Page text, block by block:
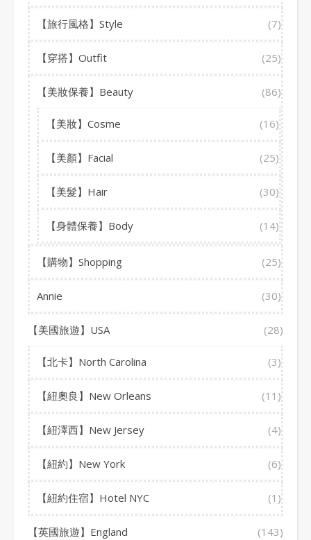
【旅行風格】Style (7)
【穿搭】Outfit (25)
【美妝保養】Beauty (86)
【美妝】Cosme (16)
【美顏】Facial (25)
【美髮】Hair (30)
【身體保養】Body (14)
【購物】Shopping (25)
Annie (30)
【美國旅遊】USA (28)
【北卡】North Carolina (3)
【紐奧良】New Orleans (11)
【紐澤西】New Jersey (4)
【紐約】New York (6)
【紐約住宿】Hotel NYC (1)
【英國旅遊】England (143)